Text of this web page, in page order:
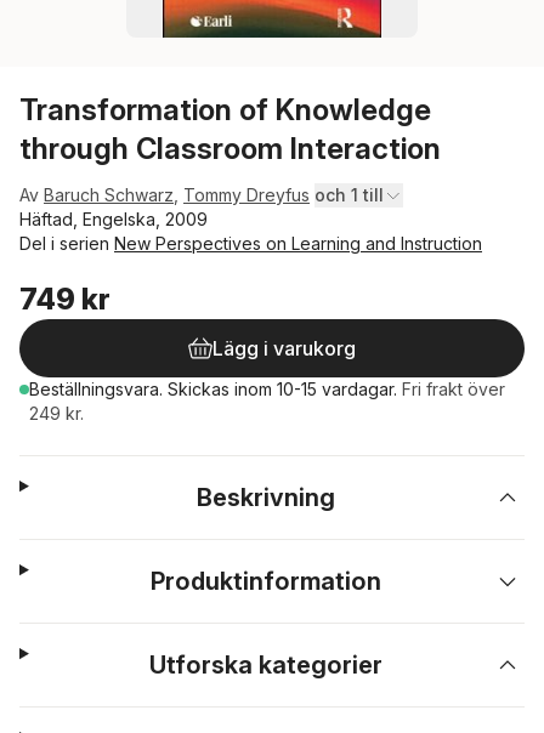
Transformation of Knowledge
through Classroom Interaction
Av Baruch Schwarz Tommy Dreyfus och 1 till
Häftad, Engelska, 2009
Del i serien New Perspectives on Learning and Instruction
749 kr
Lägg i varukorg
Beställningsvara. Skickas inom 10-15 vardagar. Fri frakt över
249 kr.
Beskrivning
Produktinformation
Utforska kategorier